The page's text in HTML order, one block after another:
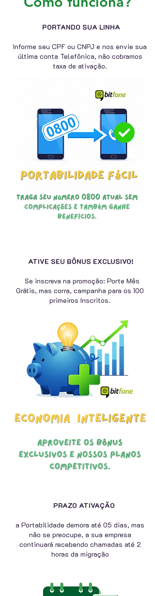
PORTANDO SUA LINHA
Informe seu CPF ou CNPJ e nos envie sua
última conta Telefônica, não cobramos
taxa de ativação.
ATIVE SEU BÔNUS EXCLUSIVO!
Se inscreva na promoção: Porte Mês
Grátis, mas corra, campanha para os 100
primeiros Inscritos.
PRAZO ATIVAÇÃO
a Portabilidade demora até 05 dias, mas
não se preocupe, a sua empresa
continuará recebendo chamadas até 2
horas da migração